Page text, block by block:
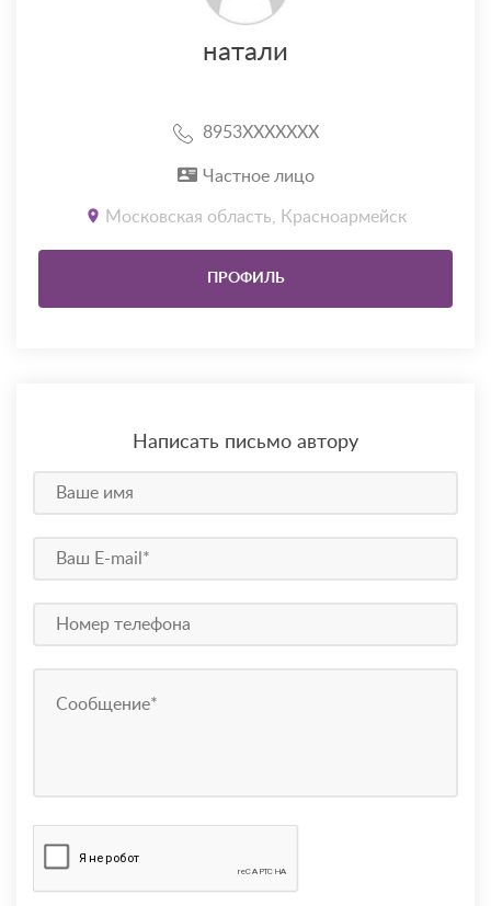
натали
8953XXXXXXX
Частное лицо
Московская область, Красноармейск
ПРОФИЛЬ
Написать письмо автору